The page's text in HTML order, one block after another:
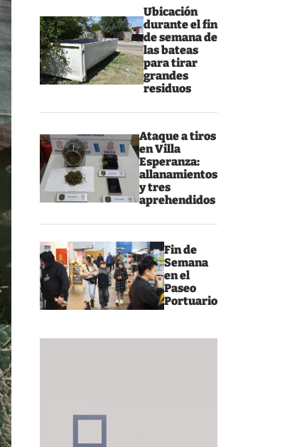
Ubicación
durante el fin
de semana de
las bateas
para tirar
grandes
residuos
Ataque a tiros
en Villa
Esperanza:
allanamientos
y tres
aprehendidos
Fin de
Semana
en el
Paseo
Portuario